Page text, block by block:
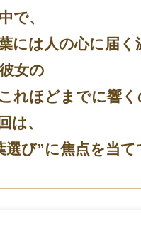
で、
には人の心に届く
女の
れほどまでに響
、
選び”に焦点を当て